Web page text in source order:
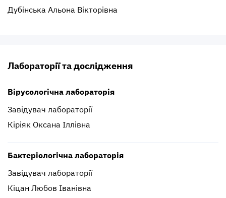
Дубінська Альона Вікторівна
Лабораторії та дослідження
Вірусологічна лабораторія
Завідувач лабораторії
Кіріяк Оксана Іллівна
Бактеріологічна лабораторія
Завідувач лабораторії
Кіцан Любов Іванівна